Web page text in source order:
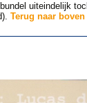
uiteindelijk
Terug naar boven